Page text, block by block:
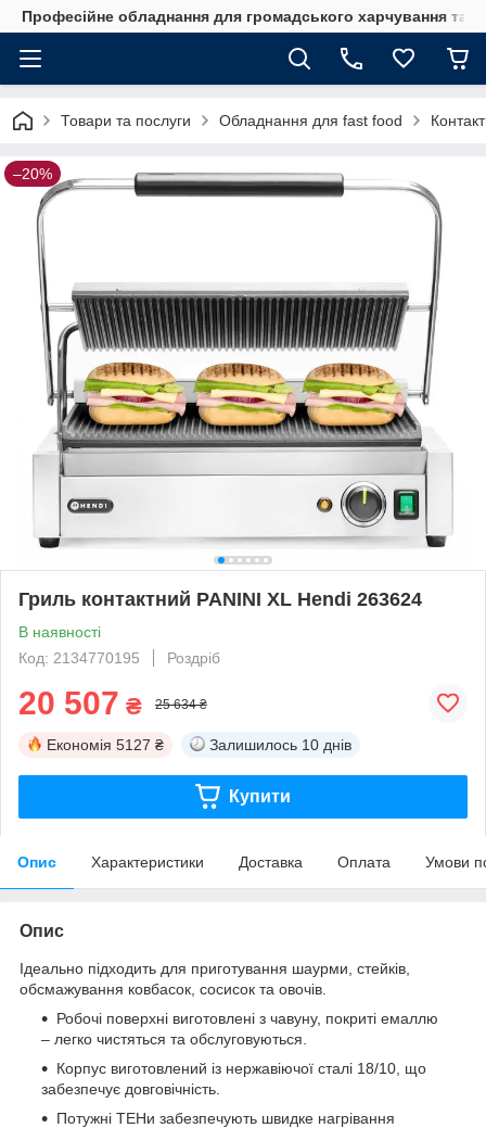
Професійне обладнання для громадського харчування та
Товари та послуги Обладнання для fast food
–20%
Гриль контактний PANINI XL Hendi 263624
В наявності
Код: 2134770195
Роздріб
20 507 ₴ 25 634 ₴
Економія 5127 ₴ Залишилось 10 днів
Купити
Опис Характеристики Доставка Оплата Умови
Опис
Ідеально підходить для приготування шаурми, стейків,
обсмажування ковбасок, сосисок та овочів.
Робочі поверхні виготовлені з чавуну, покриті емаллю
– легко чистяться та обслуговуються.
Корпус виготовлений із нержавіючої сталі 18/10, що
забезпечує довговічність.
Потужні ТЕНи забезпечують швидке нагрівання